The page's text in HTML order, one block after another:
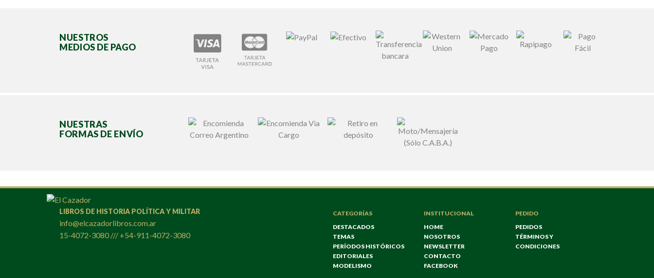
NUESTROS
MEDIOS DE PAGO
NUESTRAS
FORMAS DE ENVÍO
LIBROS DE HISTORIA POLÍTICA Y MILITAR
info@elcazadorlibros.com.ar
15-4072-3080 /// +54-911-4072-3080
CATEGORÍAS
DESTACADOS
TEMAS
PERÍODOS HISTÓRICOS
EDITORIALES
MODELISMO
INSTITUCIONAL
HOME
NOSOTROS
NEWSLETTER
CONTACTO
FACEBOOK
PEDIDO
PEDIDOS
TÉRMINOS Y
CONDICIONES